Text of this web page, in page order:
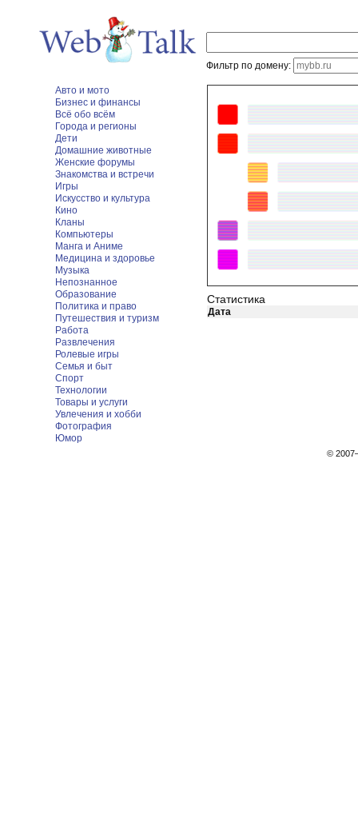
Фильтр по домену:
Авто и мото
Бизнес и финансы
Всё обо всём
Города и регионы
Дети
Домашние животные
Женские форумы
Знакомства и встречи
Игры
Искусство и культура
Кино
Кланы
Компьютеры
Манга и Аниме
Медицина и здоровье
Музыка
Непознанное
Образование
Политика и право
Путешествия и туризм
Работа
Развлечения
Ролевые игры
Семья и быт
Спорт
Технологии
Товары и услуги
Увлечения и хобби
Фотография
Юмор
Статистика
Дата
©